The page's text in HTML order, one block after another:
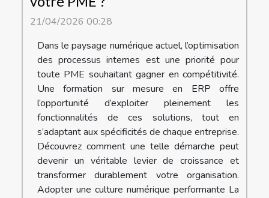
21/04/2026 00:28
Dans le paysage numérique actuel, l’optimisation
des processus internes est une priorité pour
toute PME souhaitant gagner en compétitivité.
Une formation sur mesure en ERP offre
l’opportunité d’exploiter pleinement les
fonctionnalités de ces solutions, tout en
s’adaptant aux spécificités de chaque entreprise.
Découvrez comment une telle démarche peut
devenir un véritable levier de croissance et
transformer durablement votre organisation.
Adopter une culture numérique performante La